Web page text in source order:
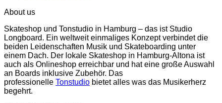
About us
Skateshop und Tonstudio in Hamburg – das ist Studio
Longboard. Ein weltweit einmaliges Konzept verbindet die
beiden Leidenschaften Musik und Skateboarding unter
einem Dach. Der lokale Skateshop in Hamburg-Altona ist
auch als Onlineshop erreichbar und hat eine große Auswahl
an Boards inklusive Zubehör. Das
professionelle Tonstudio bietet alles was das Musikerherz
begehrt.